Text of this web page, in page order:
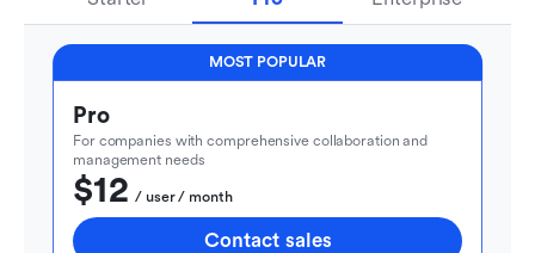
MOST POPULAR
Pro
For companies with comprehensive collaboration and
management needs
$12
  / user / month
Contact sales